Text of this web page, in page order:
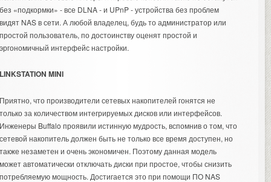
«подкормки» - все DLNA - и UPnP - устройства без проблем
NAS в сети. А любой владелец, будь то администратор или
пользователь, по достоинству оценят простой и
интерфейс настройки.
MINI
что производители сетевых накопителей гонятся не
за количеством интегрируемых дисков или интерфейсов.
Buffalo проявили истинную мудрость, вспомнив о том, что
накопитель должен быть не только все время доступен, но
незаметен и очень экономичен. Поэтому данная модель
автоматически отключать диски при простое, чтобы снизить
мощность. Достигается это при помощи ПО NAS